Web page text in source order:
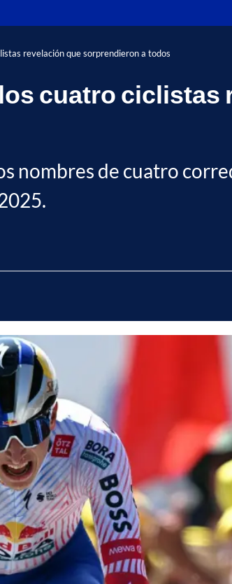
revelación que sorprendieron a todos
cuatro
nombres de cuatro